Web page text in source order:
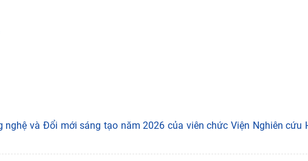
và Đổi mới sáng tạo năm 2026 của viên chức Viện Nghiên cứu